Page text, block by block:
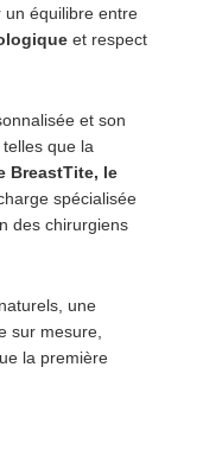
un équilibre entre
et respect
et son
que la
BreastTite, le
spécialisée
des chirurgiens
une
sur mesure,
la première